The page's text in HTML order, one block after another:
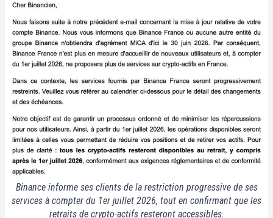
Binance informe ses clients de la restriction progressive de ses
services à compter du 1er juillet 2026, tout en confirmant que les
retraits de crypto-actifs resteront accessibles.